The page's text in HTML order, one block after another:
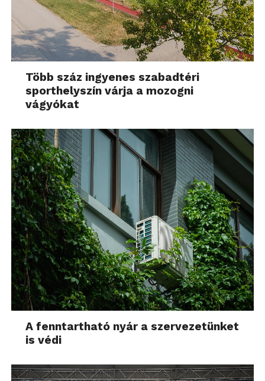
Több száz ingyenes szabadtéri
sporthelyszín várja a mozogni
vágyókat
A fenntartható nyár a szervezetünket
is védi